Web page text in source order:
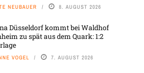
NEUBAUER 8. AUGUST 2026
Düsseldorf kommt bei Waldhof
zu spät aus dem Quark: 1:2
VOGEL 7. AUGUST 2026